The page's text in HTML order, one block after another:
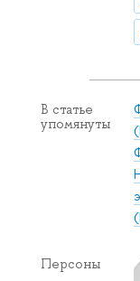
В статье
упомянуты
Персоны